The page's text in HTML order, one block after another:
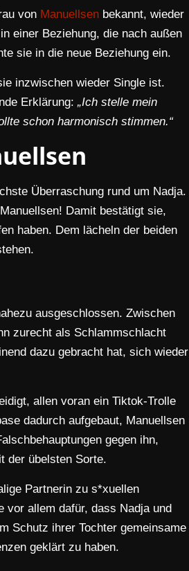
von Manuellsen bekannt, wieder
einer Beziehung, die nach außen
sie in die neue Beziehung ein.
inzwischen wieder Single ist.
Erklärung: „Ich stelle mein
schon harmonisch stimmen.“
Überraschung rund um Nadja.
Damit bestätigt sie,
haben. Dem lächeln der beiden
ausgeschlossen. Zwischen
zurecht als Schlammschlacht
dazu gebracht hat, sich wieder
allen voran ein Tiktok-Trolle
dadurch aufgebaut, Manuellsen
gegen ihn,
der übelsten Sorte.
Partnerin zu s*xuellen
vor allem dafür, dass Nadja und
Schutz ihrer Tochter gemeinsame
geklärt zu haben.